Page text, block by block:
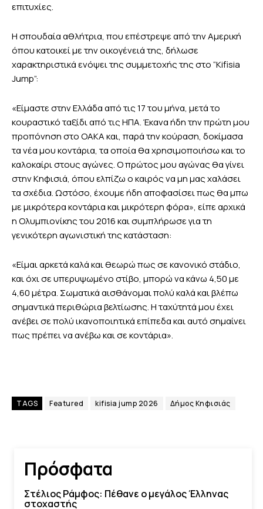
επιτυχίες.
Η σπουδαία αθλήτρια, που επέστρεψε από την Αμερική
όπου κατοικεί με την οικογένειά της, δήλωσε
χαρακτηριστικά ενόψει της συμμετοχής της στο “Kifisia
Jump”:
«Είμαστε στην Ελλάδα από τις 17 του μήνα, μετά το
κουραστικό ταξίδι από τις ΗΠΑ. Έκανα ήδη την πρώτη μου
προπόνηση στο ΟΑΚΑ και, παρά την κούραση, δοκίμασα
τα νέα μου κοντάρια, τα οποία θα χρησιμοποιήσω και το
καλοκαίρι στους αγώνες. Ο πρώτος μου αγώνας θα γίνει
στην Κηφισιά, όπου ελπίζω ο καιρός να μη μας χαλάσει
τα σχέδια. Ωστόσο, έχουμε ήδη αποφασίσει πως θα μπω
με μικρότερα κοντάρια και μικρότερη φόρα», είπε αρχικά
η Ολυμπιονίκης του 2016 και συμπλήρωσε για τη
γενικότερη αγωνιστική της κατάσταση:
«Είμαι αρκετά καλά και θεωρώ πως σε κανονικό στάδιο,
και όχι σε υπερυψωμένο στίβο, μπορώ να κάνω 4,50 με
4,60 μέτρα. Σωματικά αισθάνομαι πολύ καλά και βλέπω
σημαντικά περιθώρια βελτίωσης. Η ταχύτητά μου έχει
ανέβει σε πολύ ικανοποιητικά επίπεδα και αυτό σημαίνει
πως πρέπει να ανέβω και σε κοντάρια».
TAGS Featured kifisia jump 2026 Δήμος Κηφισιάς
Πρόσφατα
Στέλιος Ράμφος: Πέθανε ο μεγάλος Έλληνας
στοχαστής